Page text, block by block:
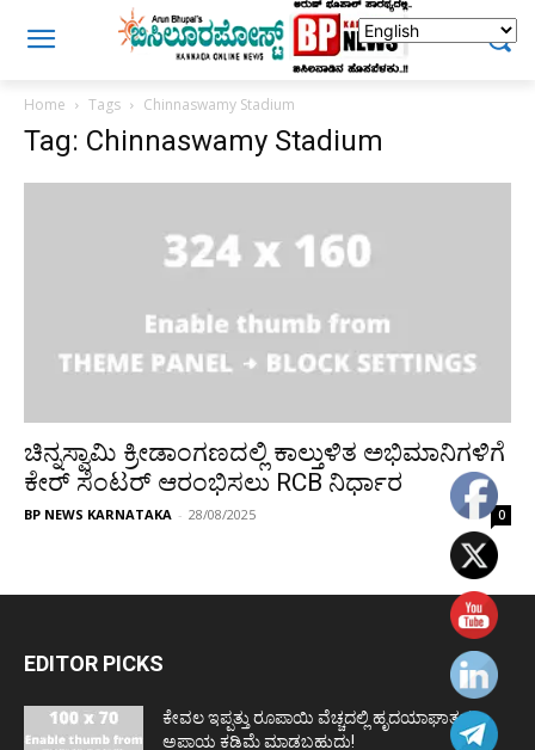
Home Tags Chinnaswamy Stadium
Tag: Chinnaswamy Stadium
ಚಿನ್ನಸ್ವಾಮಿ ಕ್ರೀಡಾಂಗಣದಲ್ಲಿ ಕಾಲ್ತುಳಿತ ಅಭಿಮಾನಿಗಳಿಗೆ
ಕೇರ್ ಸೆಂಟರ್ ಆರಂಭಿಸಲು RCB ನಿರ್ಧಾರ
BP NEWS KARNATAKA - 28/08/2025 0
EDITOR PICKS
ಕೇವಲ ಇಪ್ಪತ್ತು ರೂಪಾಯಿ ವೆಚ್ಚದಲ್ಲಿ ಹೃದಯಾಘಾತದ
ಅಪಾಯ ಕಡಿಮೆ ಮಾಡಬಹುದು!